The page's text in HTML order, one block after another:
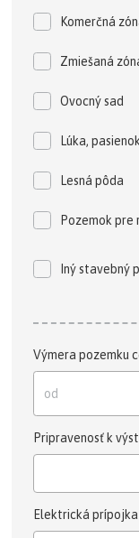
Komerčná
Zmiešaná
Ovocný sad
Lúka, pasienok
Lesná pôda
Pozemok pre
Iný stavebný
Výmera pozemku
Pripravenosť k
Elektrická prípojka